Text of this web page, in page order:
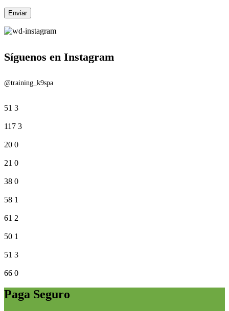
Síguenos en Instagram
@training_k9spa
51 3
117 3
20 0
21 0
38 0
58 1
61 2
50 1
51 3
66 0
Paga Seguro